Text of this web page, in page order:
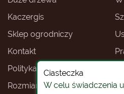
Ciasteczka
W celu świadczenia
Kaczergis
Sklep ogrodniczy
Kontakt
Polityka prywatności
Rozmiary roślin